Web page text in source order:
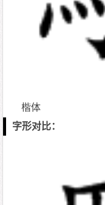
楷体
字形对比：